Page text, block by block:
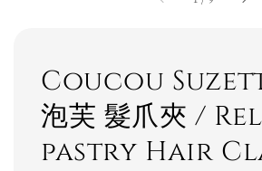
Coucou
泡芙 髮爪夾 /
pastry Hair